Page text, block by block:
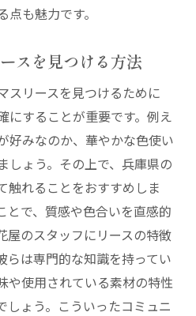
も魅力です。
スを見つける方法
スリースを見つけるために
にすることが重要です。例え
好みなのか、華やかな色使い
しょう。その上で、兵庫県の
触れることをおすすめしま
とで、質感や色合いを直感的
屋のスタッフにリースの特徴
らは専門的な知識を持ってい
や使用されている素材の特性
しょう。こういったコミュニ